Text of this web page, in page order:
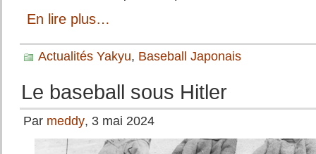
En lire plus…
Actualités Yakyu, Baseball Japonais
Le baseball sous Hitler
Par meddy, 3 mai 2024